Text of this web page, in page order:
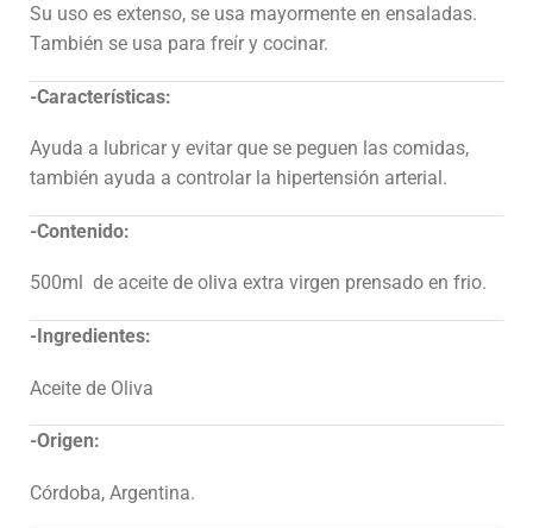
Su uso es extenso, se usa mayormente en ensaladas.
También se usa para freír y cocinar.
-Características:
Ayuda a lubricar y evitar que se peguen las comidas,
también ayuda a controlar la hipertensión arterial.
-Contenido:
500ml de aceite de oliva extra virgen prensado en frio.
-Ingredientes:
Aceite de Oliva
-Origen:
Córdoba, Argentina.